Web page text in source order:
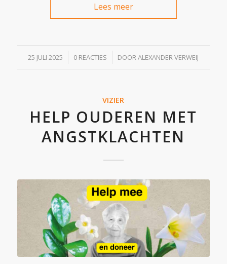
Lees meer
25 JULI 2025
/ 0 REACTIES
/ DOORALEXANDER VERWEIJ
VIZIER
HELP OUDEREN MET
ANGSTKLACHTEN